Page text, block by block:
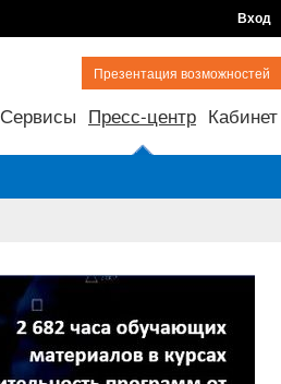
Вход
Презентация возможностей
Сервисы Пресс-центр Кабинет